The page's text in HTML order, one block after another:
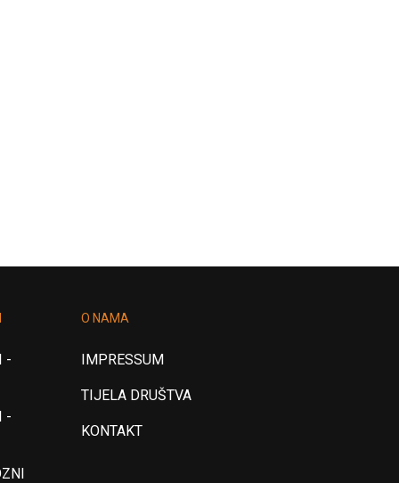
-
-
O NAMA
IMPRESSUM
TIJELA DRUŠTVA
KONTAKT